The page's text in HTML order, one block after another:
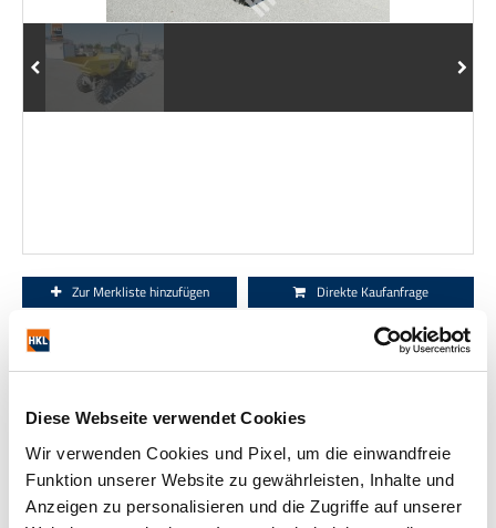
Diese Webseite verwendet Cookies
Wir verwenden Cookies und Pixel, um die einwandfreie
Funktion unserer Website zu gewährleisten, Inhalte und
Anzeigen zu personalisieren und die Zugriffe auf unserer
Zur Merkliste hinzufügen Direkte Kaufanfrage
Preis (netto)
15.950,00 €
Hersteller
NEUSON
Typ
DW 15E